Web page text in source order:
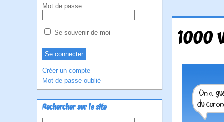
Mot de passe
Se souvenir de moi
Créer un compte
Mot de passe oublié
Rechercher sur le site
1000